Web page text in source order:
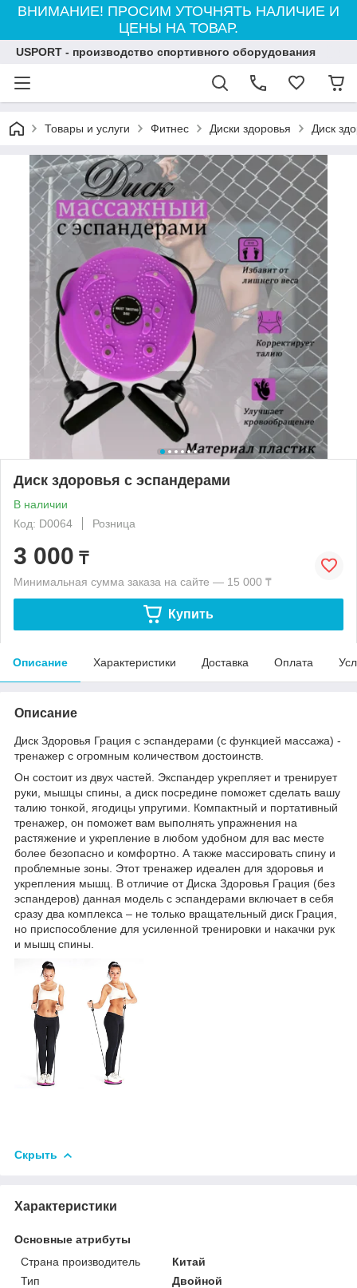
ВНИМАНИЕ! ПРОСИМ УТОЧНЯТЬ НАЛИЧИЕ И
ЦЕНЫ НА ТОВАР.
USPORT - производство спортивного оборудования
Товары и услуги Фитнес Диски здоровья Диск
Диск здоровья с эспандерами
В наличии
Код: D0064
Розница
3 000 ₸
Минимальная сумма заказа на сайте — 15 000 ₸
Купить
Описание Характеристики Доставка Оплата
Описание
Диск Здоровья Грация с эспандерами (с функцией массажа) -
тренажер с огромным количеством достоинств.
Он состоит из двух частей. Экспандер укрепляет и тренирует
руки, мышцы спины, а диск посредине поможет сделать вашу
талию тонкой, ягодицы упругими. Компактный и портативный
тренажер, он поможет вам выполнять упражнения на
растяжение и укрепление в любом удобном для вас месте
более безопасно и комфортно. А также массировать спину и
проблемные зоны. Этот тренажер идеален для здоровья и
укрепления мышц. В отличие от Диска Здоровья Грация (без
эспандеров) данная модель с эспандерами включает в себя
сразу два комплекса – не только вращательный диск Грация,
но приспособление для усиленной тренировки и накачки рук
и мышц спины.
Скрыть
Характеристики
Основные атрибуты
Страна производитель
Китай
Тип
Двойной